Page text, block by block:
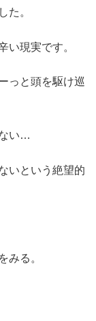
た。
い現実です。
っと頭を駆け巡
い…
いという絶望的
みる。